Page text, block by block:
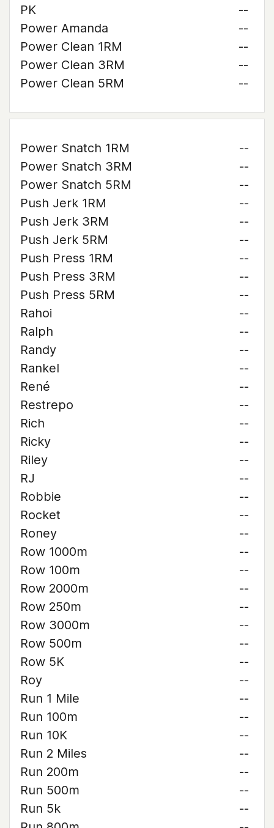
PK
--
Power Amanda
--
Power Clean 1RM
--
Power Clean 3RM
--
Power Clean 5RM
--
Power Snatch 1RM
--
Power Snatch 3RM
--
Power Snatch 5RM
--
Push Jerk 1RM
--
Push Jerk 3RM
--
Push Jerk 5RM
--
Push Press 1RM
--
Push Press 3RM
--
Push Press 5RM
--
Rahoi
--
Ralph
--
Randy
--
Rankel
--
René
--
Restrepo
--
Rich
--
Ricky
--
Riley
--
RJ
--
Robbie
--
Rocket
--
Roney
--
Row 1000m
--
Row 100m
--
Row 2000m
--
Row 250m
--
Row 3000m
--
Row 500m
--
Row 5K
--
Roy
--
Run 1 Mile
--
Run 100m
--
Run 10K
--
Run 2 Miles
--
Run 200m
--
Run 500m
--
Run 5k
--